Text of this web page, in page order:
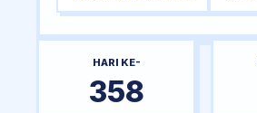
HARI KE-
358